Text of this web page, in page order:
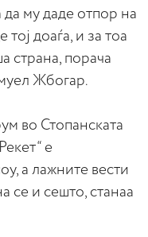
да му даде отпор на
доаѓа, и за тоа
страна, порача
Жбогар.
во Стопанската
е
а лажните вести
се и сешто, станаа